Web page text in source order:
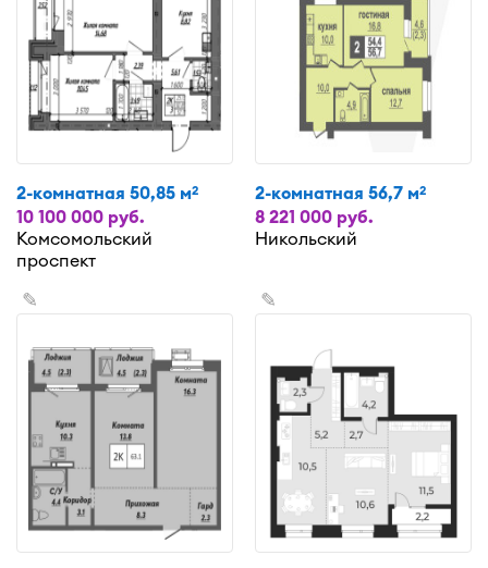
2-комнатная 50,85 м2
10 100 000 руб.
Комсомольский
проспект
2-комнатная 56,7 м2
8 221 000 руб.
Никольский
✎ ✎